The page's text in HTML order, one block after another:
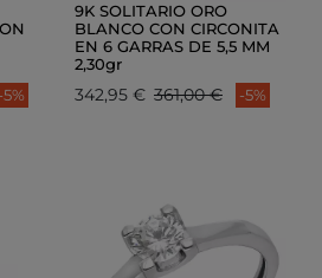
-5%
9K SOLITARIO ORO
BLANCO CON CIRCONITA
EN 6 GARRAS DE 5,5 MM
2,30gr
342,95 € 361,00 € -5%